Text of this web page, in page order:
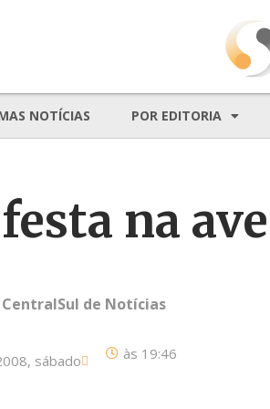
NOTÍCIAS POR EDITORIA
na
de Notícias
sábado às 19:46